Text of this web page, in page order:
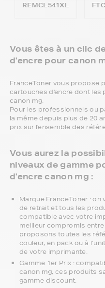
REMCL541XL
Vous êtes à un clic
d'encre pour canon
FranceToner vous propose
cartouches d'encre dont les
canon mg.
Pour les professionnels ou
la même depuis plus de 20
prix sur l'ensemble des
Vous aurez la
niveaux de gamme
d'encre canon mg :
Marque FranceToner :
de retrait et tous les
compatible avec votre
meilleur compromis
proposons toutes les
couleur, en pack ou à
de votre imprimante.
Gamme 1er Prix :
canon mg, ces produits
gamme discount.